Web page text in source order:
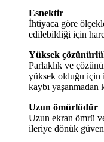
Esnektir
İhtiyaca göre
edilebildiği için
Yüksek
Parlaklık ve
yüksek olduğu için
kaybı yaşanmadan
Uzun ömürlüdür
Uzun ekran ömrü
ileriye dönük